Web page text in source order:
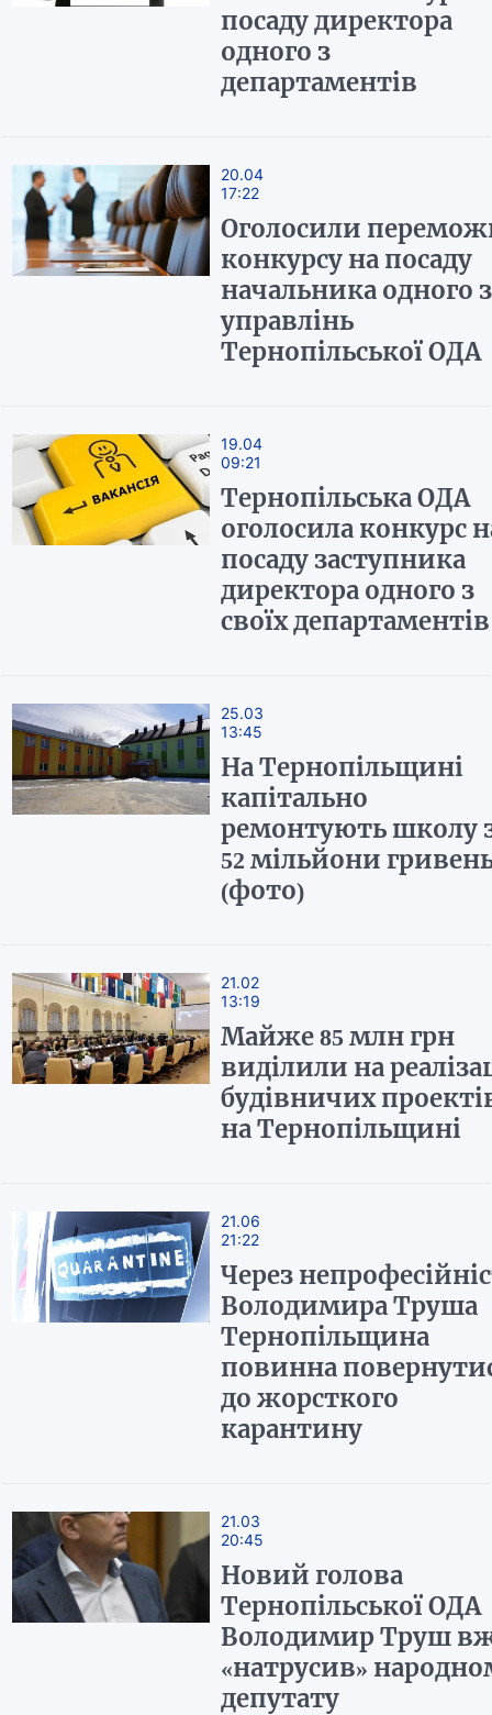
посаду директора
одного з
департаментів
20.04
17:22
Оголосили
конкурсу на посаду
начальника одного з
управлінь
Тернопільської ОДА
19.04
09:21
Тернопільська ОДА
оголосила конкурс
посаду заступника
директора одного з
своїх департаментів
25.03
13:45
На Тернопільщині
капітально
ремонтують школу
52 мільйони
(фото)
21.02
13:19
Майже 85 млн грн
виділили на
будівничих
на Тернопільщині
21.06
21:22
Через
Володимира Труша
Тернопільщина
повинна
до жорсткого
карантину
21.03
20:45
Новий голова
Тернопільської ОДА
Володимир Труш
«натрусив»
депутату